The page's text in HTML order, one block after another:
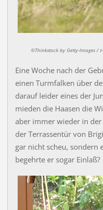
©Thinkstock by Getty-Images /
Eine Woche nach der
einen Turmfalken über
darauf leider eines der
mieden die Haasen die
aber immer wieder in der
der Terrassentür von
gar nicht scheu, sondern
begehrte er sogar Einlaß?